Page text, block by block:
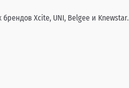
Xcite, UNI, Belgee и Knewstar.